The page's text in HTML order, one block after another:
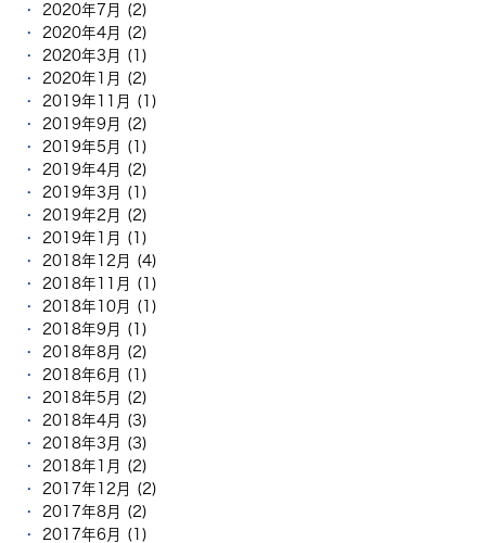
2020年7月 (2)
2020年4月 (2)
2020年3月 (1)
2020年1月 (2)
2019年11月 (1)
2019年9月 (2)
2019年5月 (1)
2019年4月 (2)
2019年3月 (1)
2019年2月 (2)
2019年1月 (1)
2018年12月 (4)
2018年11月 (1)
2018年10月 (1)
2018年9月 (1)
2018年8月 (2)
2018年6月 (1)
2018年5月 (2)
2018年4月 (3)
2018年3月 (3)
2018年1月 (2)
2017年12月 (2)
2017年8月 (2)
2017年6月 (1)